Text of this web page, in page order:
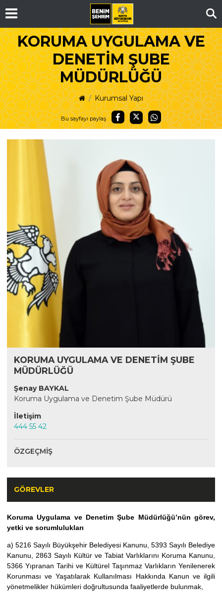
KORUMA UYGULAMA VE
DENETİM ŞUBE
MÜDÜRLÜĞÜ
Kurumsal Yapı
Bu sayfayı paylaş
KORUMA UYGULAMA VE DENETİM ŞUBE
MÜDÜRLÜĞÜ
Şenay BAYKAL
Koruma Uygulama ve Denetim Şube Müdürü
İletişim
444 55 42
ÖZGEÇMIŞ
GÖREVLER
Koruma Uygulama ve Denetim Şube Müdürlüğü’nün görev,
yetki ve sorumlulukları
a) 5216 Sayılı Büyükşehir Belediyesi Kanunu, 5393 Sayılı Belediye
Kanunu, 2863 Sayılı Kültür ve Tabiat Varlıklarını Koruma Kanunu,
5366 Yıpranan Tarihi ve Kültürel Taşınmaz Varlıkların Yenilenerek
Korunması ve Yaşatılarak Kullanılması Hakkında Kanun ve ilgili
yönetmelikler hükümleri doğrultusunda faaliyetlerde bulunmak,